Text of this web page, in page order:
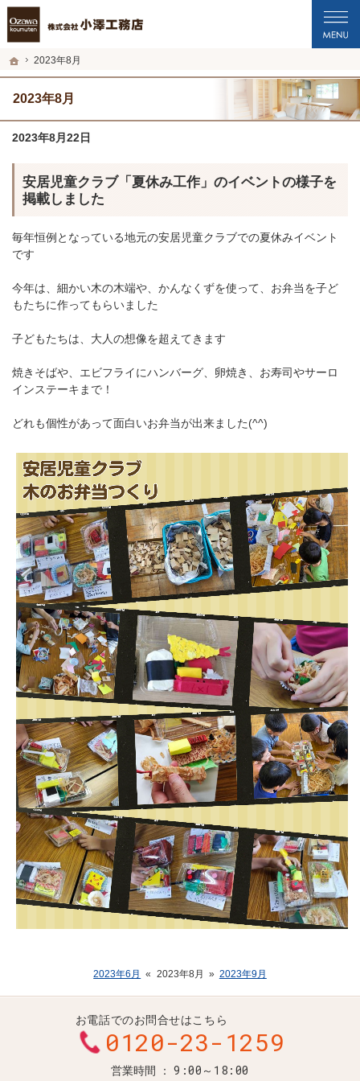
ホーム
2023年8月
2023年8月
プロの目線からご提案。福井市・鯖江市・坂井市の注文住宅・新築戸建てを手が
福井市・鯖江市・坂井市の新築・注文住宅・新築戸建てを手がける工務店なら小澤
2023年8月22日
安居児童クラブ「夏休み工作」のイベントの様子を
掲載しました
毎年恒例となっている地元の安居児童クラブでの夏休みイベント
です
今年は、細かい木の木端や、かんなくずを使って、お弁当を子ど
もたちに作ってもらいました
子どもたちは、大人の想像を超えてきます
焼きそばや、エビフライにハンバーグ、卵焼き、お寿司やサーロ
インステーキまで！
どれも個性があって面白いお弁当が出来ました(^^)
2023年6月 « 2023年8月 » 2023年9月
お電話でのお問合せはこちら
0120-23-1259
営業時間 9:00～18:00